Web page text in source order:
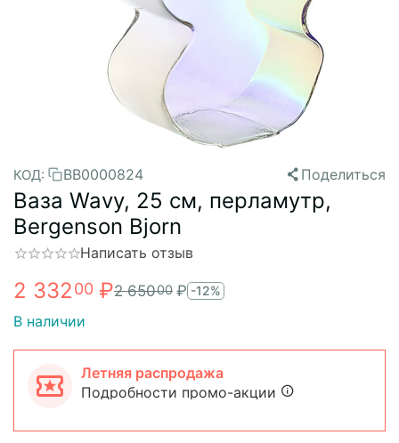
КОД: BB0000824 Поделиться
Ваза Wavy, 25 см, перламутр,
Bergenson Bjorn
Написать отзыв
2 33200 ₽2 65000 ₽ -12%
В наличии
Летняя распродажа
Подробности промо-акции